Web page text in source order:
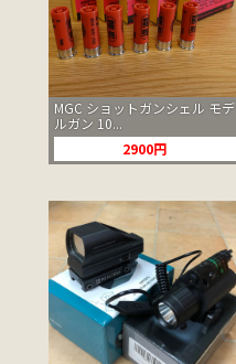
MGC ショットガンシェル モデ
ルガン 10...
2900円